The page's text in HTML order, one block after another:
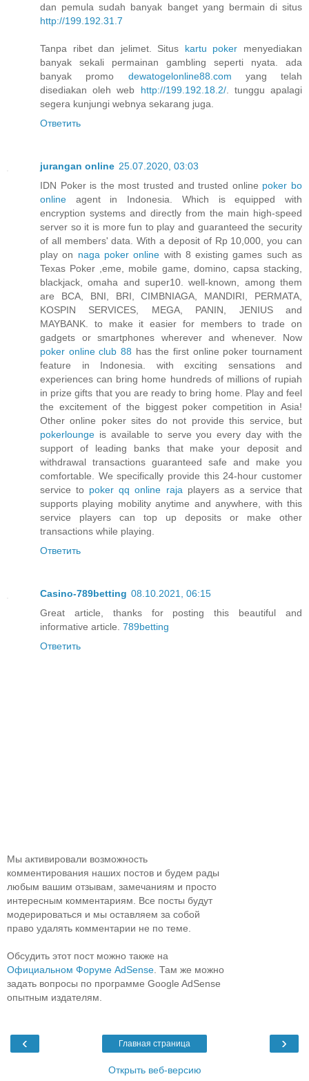
dan pemula sudah banyak banget yang bermain di situs
http://199.192.31.7
Tanpa ribet dan jelimet. Situs kartu poker menyediakan
banyak sekali permainan gambling seperti nyata. ada
banyak promo dewatogelonline88.com yang telah
disediakan oleh web http://199.192.18.2/. tunggu apalagi
segera kunjungi webnya sekarang juga.
Ответить
jurangan online 25.07.2020, 03:03
IDN Poker is the most trusted and trusted online poker bo
online agent in Indonesia. Which is equipped with
encryption systems and directly from the main high-speed
server so it is more fun to play and guaranteed the security
of all members' data. With a deposit of Rp 10,000, you can
play on naga poker online with 8 existing games such as
Texas Poker ,eme, mobile game, domino, capsa stacking,
blackjack, omaha and super10. well-known, among them
are BCA, BNI, BRI, CIMBNIAGA, MANDIRI, PERMATA,
KOSPIN SERVICES, MEGA, PANIN, JENIUS and
MAYBANK. to make it easier for members to trade on
gadgets or smartphones wherever and whenever. Now
poker online club 88 has the first online poker tournament
feature in Indonesia. with exciting sensations and
experiences can bring home hundreds of millions of rupiah
in prize gifts that you are ready to bring home. Play and feel
the excitement of the biggest poker competition in Asia!
Other online poker sites do not provide this service, but
pokerlounge is available to serve you every day with the
support of leading banks that make your deposit and
withdrawal transactions guaranteed safe and make you
comfortable. We specifically provide this 24-hour customer
service to poker qq online raja players as a service that
supports playing mobility anytime and anywhere, with this
service players can top up deposits or make other
transactions while playing.
Ответить
Casino-789betting 08.10.2021, 06:15
Great article, thanks for posting this beautiful and
informative article. 789betting
Ответить
Мы активировали возможность
комментирования наших постов и будем рады
любым вашим отзывам, замечаниям и просто
интересным комментариям. Все посты будут
модерироваться и мы оставляем за собой
право удалять комментарии не по теме.
Обсудить этот пост можно также на
Официальном Форуме AdSense . Там же можно
задать вопросы по программе Google AdSense
опытным издателям.
‹ ›
Главная страница
Открыть веб-версию